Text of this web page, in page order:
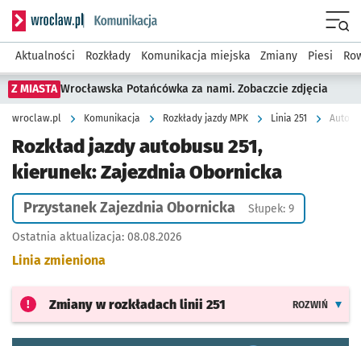
Serwis informacyjny wroclaw.pl podserwis: Komunikacja
Aktualności Rozkłady Komunikacja miejska Zmiany Piesi
Z MIASTA Wrocławska Potańcówka za nami. Zobaczcie zdjęcia
wroclaw.pl Komunikacja Rozkłady jazdy MPK Linia 251
Rozkład jazdy autobusu 251,
kierunek: Zajezdnia Obornicka
Przystanek Zajezdnia Obornicka Słupek: 9
Ostatnia aktualizacja: 08.08.2026
Linia zmieniona
Zmiany w rozkładach linii 251 ROZWIŃ